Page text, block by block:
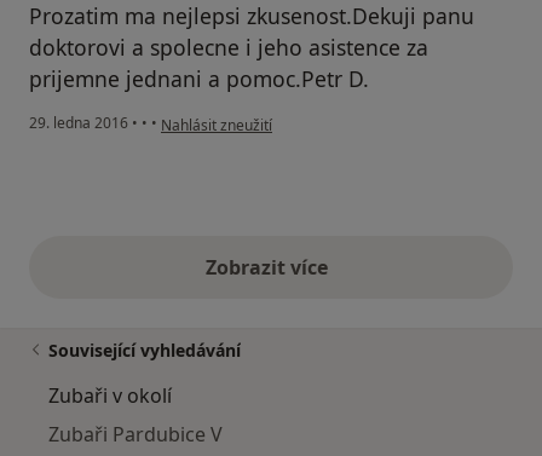
Prozatim ma nejlepsi zkusenost.Dekuji panu
doktorovi a spolecne i jeho asistence za
prijemne jednani a pomoc.Petr D.
29. ledna 2016 • • • podle názoru uživatele Váš účet byl odstraněn
Nahlásit zneužití
Zobrazit vícevýše uvedené názory
Související vyhledávání
Zubaři v okolí
Zubaři Pardubice V